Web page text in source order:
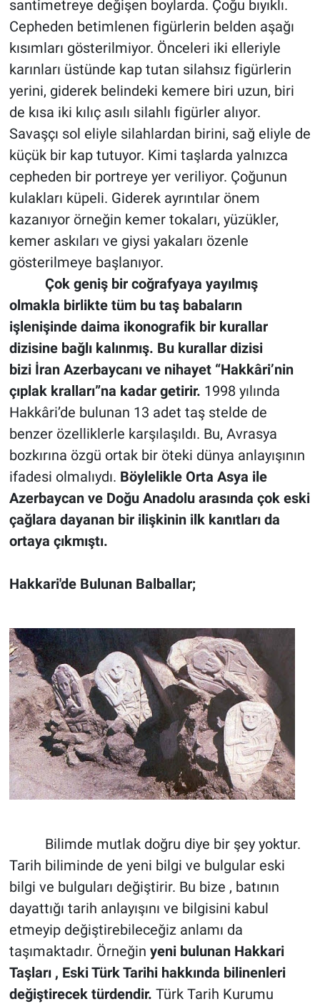
santimetreye değişen boylarda. Çoğu bıyıklı.
Cepheden betimlenen figürlerin belden aşağı
kısımları gösterilmiyor. Önceleri iki elleriyle
karınları üstünde kap tutan silahsız figürlerin
yerini, giderek belindeki kemere biri uzun, biri
de kısa iki kılıç asılı silahlı figürler alıyor.
Savaşçı sol eliyle silahlardan birini, sağ eliyle de
küçük bir kap tutuyor. Kimi taşlarda yalnızca
cepheden bir portreye yer veriliyor. Çoğunun
kulakları küpeli. Giderek ayrıntılar önem
kazanıyor örneğin kemer tokaları, yüzükler,
kemer askıları ve giysi yakaları özenle
gösterilmeye başlanıyor.
Çok geniş bir coğrafyaya yayılmış
olmakla birlikte tüm bu taş babaların
işlenişinde daima ikonografik bir kurallar
dizisine bağlı kalınmış. Bu kurallar dizisi
bizi İran Azerbaycanı ve nihayet “Hakkâri’nin
çıplak kralları”na kadar getirir. 1998 yılında
Hakkâri’de bulunan 13 adet taş stelde de
benzer özelliklerle karşılaşıldı. Bu, Avrasya
bozkırına özgü ortak bir öteki dünya anlayışının
ifadesi olmalıydı. Böylelikle Orta Asya ile
Azerbaycan ve Doğu Anadolu arasında çok eski
çağlara dayanan bir ilişkinin ilk kanıtları da
ortaya çıkmıştı.
Hakkari'de Bulunan Balballar;
Bilimde mutlak doğru diye bir şey yoktur.
Tarih biliminde de yeni bilgi ve bulgular eski
bilgi ve bulguları değiştirir. Bu bize , batının
dayattığı tarih anlayışını ve bilgisini kabul
etmeyip değiştirebileceğiz anlamı da
taşımaktadır. Örneğin yeni bulunan Hakkari
Taşları , Eski Türk Tarihi hakkında bilinenleri
değiştirecek türdendir. Türk Tarih Kurumu